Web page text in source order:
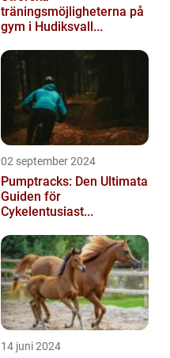
träningsmöjligheterna på
gym i Hudiksvall...
02 september 2024
Pumptracks: Den Ultimata
Guiden för
Cykelentusiast...
14 juni 2024